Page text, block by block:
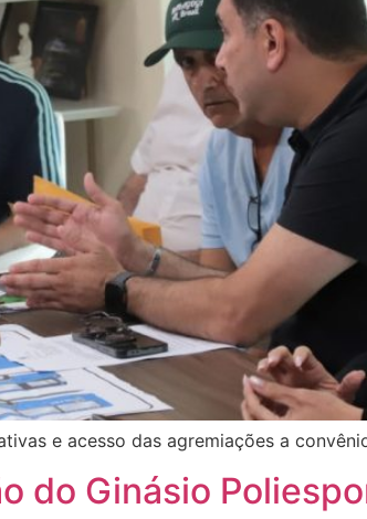
e acesso das agremiações a
do Ginásio